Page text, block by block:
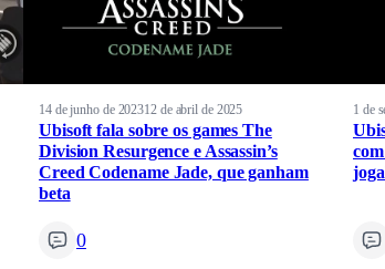
14 de junho de 202312 de abril de 2025
Ubisoft fala sobre os games The
Division Resurgence e Assassin’s
Creed Codename Jade, que ganham
beta
0
1 de